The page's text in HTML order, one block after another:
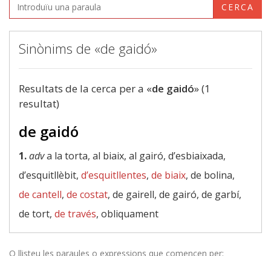
CERCA
Sinònims de «de gaidó»
Resultats de la cerca per a «de gaidó» (1
resultat)
de gaidó
1.adva la torta, al biaix, al gairó, d’esbiaixada,
d’esquitllèbit, d’esquitllentes, de biaix, de bolina,
de cantell, de costat, de gairell, de gairó, de garbí,
de tort, de través, obliquament
O llisteu les paraules o expressions que comencen per: